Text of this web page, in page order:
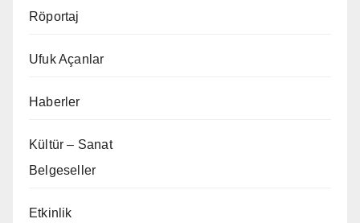
Röportaj
Ufuk Açanlar
Haberler
Kültür – Sanat
Belgeseller
Etkinlik